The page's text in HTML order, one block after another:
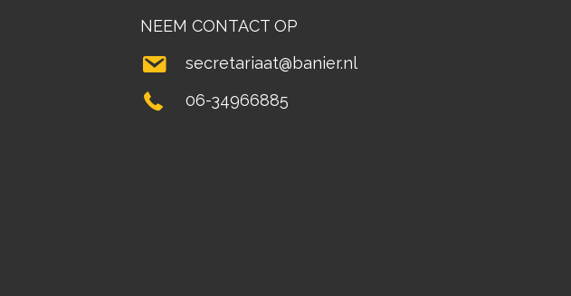
NEEM CONTACT OP
secretariaat@banier.nl
06-34966885